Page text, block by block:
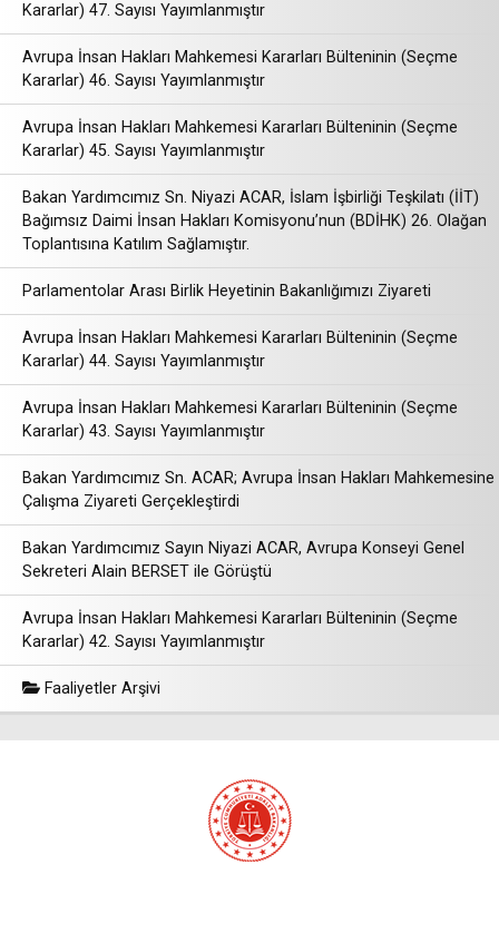
Kararlar) 47. Sayısı Yayımlanmıştır
Avrupa İnsan Hakları Mahkemesi Kararları Bülteninin (Seçme
Kararlar) 46. Sayısı Yayımlanmıştır
Avrupa İnsan Hakları Mahkemesi Kararları Bülteninin (Seçme
Kararlar) 45. Sayısı Yayımlanmıştır
Bakan Yardımcımız Sn. Niyazi ACAR, İslam İşbirliği Teşkilatı (İİT)
Bağımsız Daimi İnsan Hakları Komisyonu’nun (BDİHK) 26. Olağan
Toplantısına Katılım Sağlamıştır.
Parlamentolar Arası Birlik Heyetinin Bakanlığımızı Ziyareti
Avrupa İnsan Hakları Mahkemesi Kararları Bülteninin (Seçme
Kararlar) 44. Sayısı Yayımlanmıştır
Avrupa İnsan Hakları Mahkemesi Kararları Bülteninin (Seçme
Kararlar) 43. Sayısı Yayımlanmıştır
Bakan Yardımcımız Sn. ACAR; Avrupa İnsan Hakları Mahkemesine
Çalışma Ziyareti Gerçekleştirdi
Bakan Yardımcımız Sayın Niyazi ACAR, Avrupa Konseyi Genel
Sekreteri Alain BERSET ile Görüştü
Avrupa İnsan Hakları Mahkemesi Kararları Bülteninin (Seçme
Kararlar) 42. Sayısı Yayımlanmıştır
Faaliyetler Arşivi